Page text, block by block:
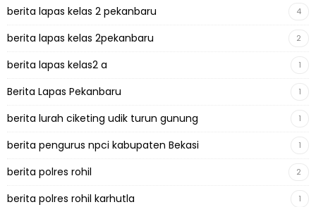
berita lapas kelas 2 pekanbaru 4
berita lapas kelas 2pekanbaru 2
berita lapas kelas2 a 1
Berita Lapas Pekanbaru 1
berita lurah ciketing udik turun gunung 1
berita pengurus npci kabupaten Bekasi 1
berita polres rohil 2
berita polres rohil karhutla 1